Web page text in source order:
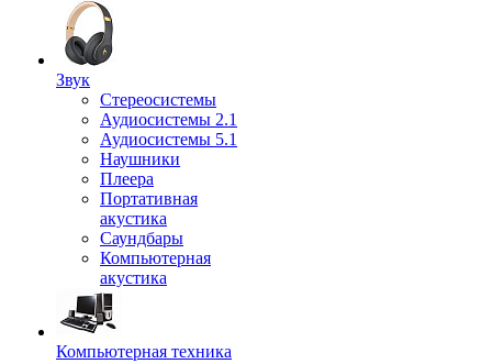
Звук
Стереосистемы
Аудиосистемы 2.1
Аудиосистемы 5.1
Наушники
Плеера
Портативная
акустика
Саундбары
Компьютерная
акустика
Компьютерная техника